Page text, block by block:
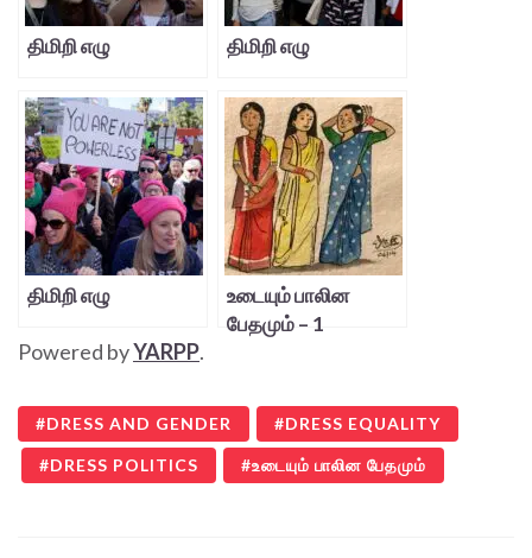
திமிறி எழு திமிறி எழு
திமிறி எழு
உடையும் பாலின
பேதமும் – 1
Powered byYARPP.
DRESS AND GENDER DRESS EQUALITY
DRESS POLITICS உடையும் பாலின பேதமும்